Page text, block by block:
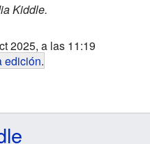
Kiddle.
2025, a las 11:19
edición.